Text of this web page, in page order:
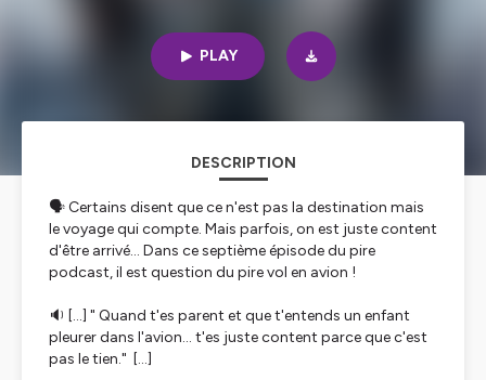
PLAY
DESCRIPTION
🗣️ Certains disent que ce n'est pas la destination mais
le voyage qui compte. Mais parfois, on est juste content
d'être arrivé... Dans ce septième épisode du pire
podcast, il est question du pire vol en avion !
🔉 [...] " Quand t'es parent et que t'entends un enfant
pleurer dans l'avion... t'es juste content parce que c'est
pas le tien." [...]